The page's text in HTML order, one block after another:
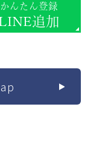
かんたん登録
追加